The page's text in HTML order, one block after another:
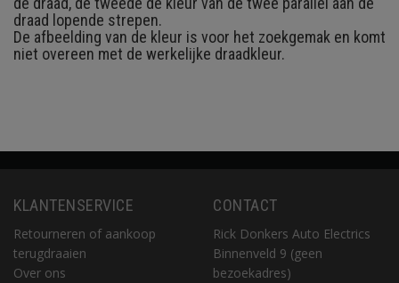
draad lopende strepen.
De afbeelding van de kleur is voor het zoekgemak en komt
niet overeen met de werkelijke draadkleur.
KLANTENSERVICE
Retourneren of aankoop
terugdraaien
Over ons
CONTACT
Rick Donkers Auto Electrics
Binnenveld 9 (geen
bezoekadres)